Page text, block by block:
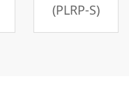
(PLRP-S)